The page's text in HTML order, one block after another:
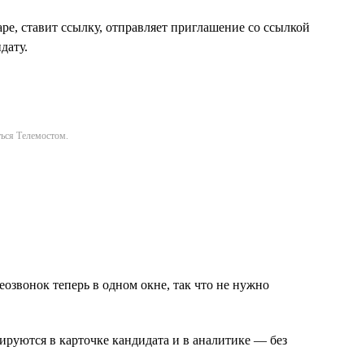
ставит ссылку, отправляет приглашение со ссылкой
Телемостом.
теперь в одном окне, так что не нужно
в карточке кандидата и в аналитике — без